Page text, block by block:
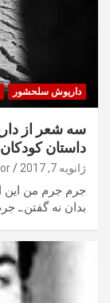
داریوش سلحشور
سه شعر از
داستان
ژانویه 7, 2017
جرم جرم من این
بدان نه گفتن.ـ